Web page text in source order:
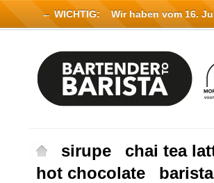
sirupe chai tea
hot chocolate
← WICHTIG: Wir haben vom 16.